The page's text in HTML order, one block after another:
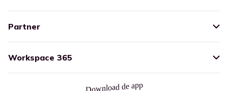
Partner
Workspace 365
Download de app